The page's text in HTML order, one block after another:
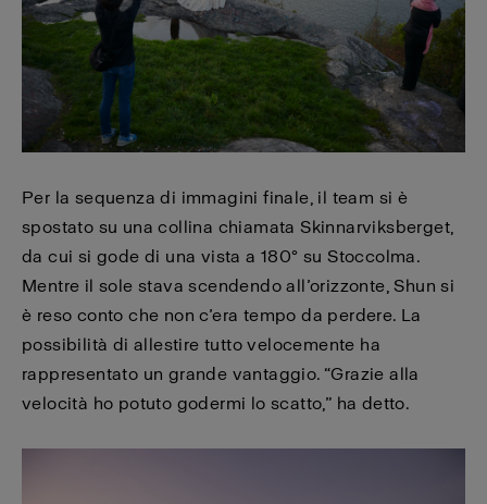
Per la sequenza di immagini finale, il team si è
spostato su una collina chiamata Skinnarviksberget,
da cui si gode di una vista a 180° su Stoccolma.
Mentre il sole stava scendendo all’orizzonte, Shun si
è reso conto che non c’era tempo da perdere. La
possibilità di allestire tutto velocemente ha
rappresentato un grande vantaggio. “Grazie alla
velocità ho potuto godermi lo scatto,” ha detto.